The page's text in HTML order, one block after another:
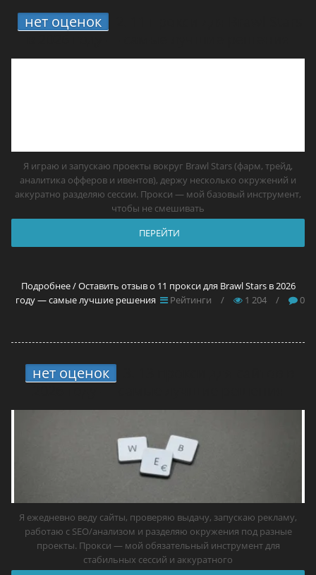
нет оценок
Я играю и запускаю проекты вокруг Brawl Stars (фарм, трейд,
аналитика офферов и ивентов), держу несколько окружений и
аккуратно разделяю сессии. Прокси — мой базовый инструмент,
чтобы не смешивать
ПЕРЕЙТИ
Подробнее / Оставить отзыв о 11 прокси для Brawl Stars в 2026
году — самые лучшие решения
Рейтинги / 1 204 / 0
нет оценок
Я ежедневно веду сайты, проверяю выдачу, запускаю рекламу,
работаю с SEO/анализом и разделяю окружения под разные
проекты. Прокси — мой обязательный инструмент для
стабильных сессий и аккуратного